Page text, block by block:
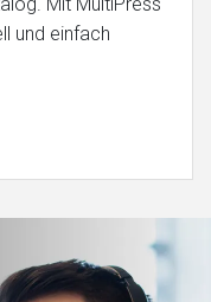
Mit MultiPress
und einfach